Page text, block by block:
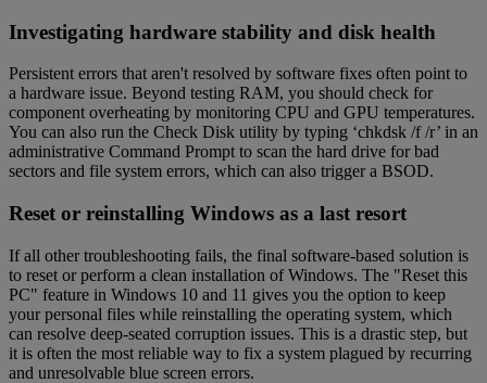
Investigating hardware stability and disk health
Persistent errors that aren't resolved by software fixes often point to
a hardware issue. Beyond testing RAM, you should check for
component overheating by monitoring CPU and GPU temperatures.
You can also run the Check Disk utility by typing ‘chkdsk /f /r’ in an
administrative Command Prompt to scan the hard drive for bad
sectors and file system errors, which can also trigger a BSOD.
Reset or reinstalling Windows as a last resort
If all other troubleshooting fails, the final software-based solution is
to reset or perform a clean installation of Windows. The "Reset this
PC" feature in Windows 10 and 11 gives you the option to keep
your personal files while reinstalling the operating system, which
can resolve deep-seated corruption issues. This is a drastic step, but
it is often the most reliable way to fix a system plagued by recurring
and unresolvable blue screen errors.